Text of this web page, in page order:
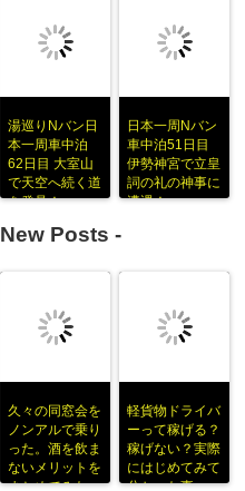
湯巡りNバン日
本一周車中泊
62日目 大室山
で天空へ続く道
を発見！
日本一周Nバン
車中泊51日目
伊勢神宮で立皇
詞の礼の神事に
遭遇！
New Posts -
久々の同窓会を
ノンアルで乗り
った。酒を飲ま
ないメリットを
まとめてみた
軽貨物ドライバ
ーって稼げる？
稼げない？実際
にはじめてみて
分かった事